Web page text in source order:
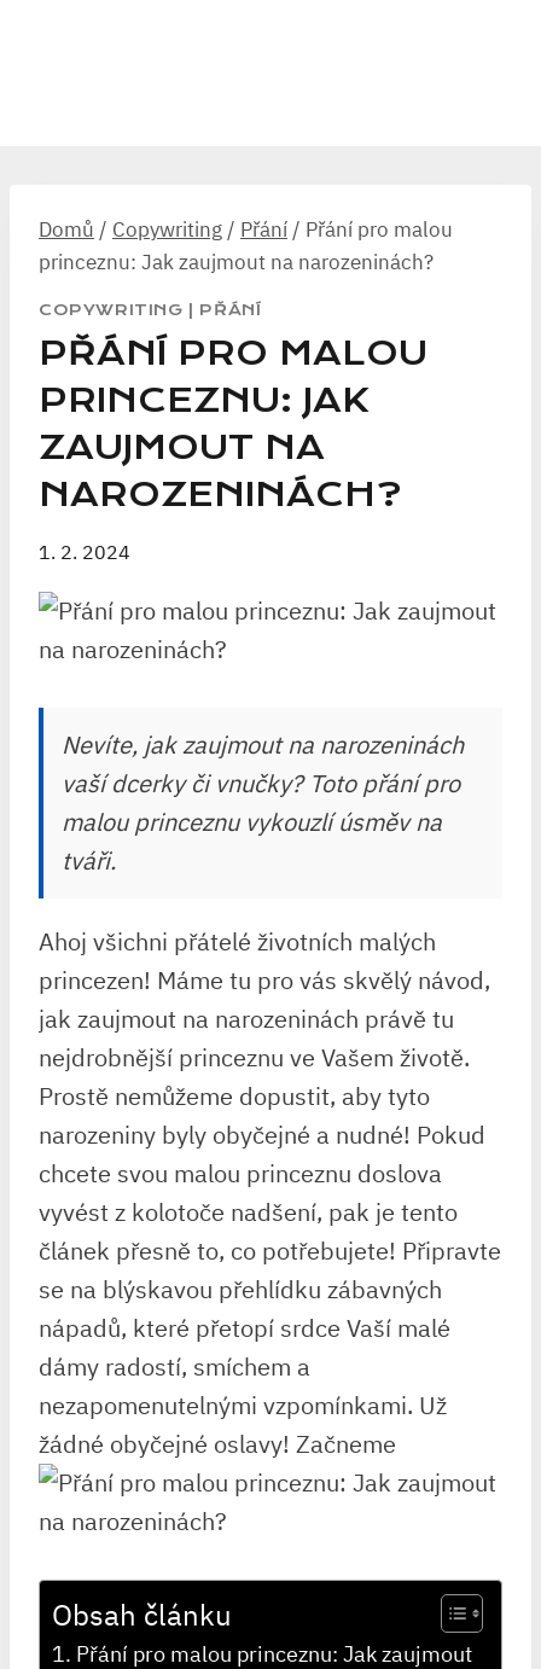
Domů / Copywriting / Přání / Přání pro malou
princeznu: Jak zaujmout na narozeninách?
COPYWRITING PŘÁNÍ
PŘÁNÍ PRO MALOU
PRINCEZNU: JAK
ZAUJMOUT NA
NAROZENINÁCH?
1. 2. 2024
Nevíte, jak zaujmout na narozeninách
vaší dcerky či vnučky? Toto přání pro
malou princeznu vykouzlí úsměv na
tváři.
Ahoj všichni přátelé životních malých
princezen! Máme tu ⁤pro vás skvělý návod,
jak ​zaujmout na narozeninách ‌právě​ tu
nejdrobnější princeznu ve Vašem životě.
Prostě nemůžeme ‌dopustit,⁣ aby tyto‌
narozeniny byly⁢ obyčejné a nudné! Pokud
chcete svou malou princeznu doslova
vyvést z kolotoče nadšení, pak je tento​
článek přesně⁤ to, co potřebujete!‌ Připravte
se na ​blýskavou přehlídku ‍zábavných
nápadů, které přetopí⁢ srdce Vaší malé
dámy radostí, smíchem a
nezapomenutelnými vzpomínkami. Už​
žádné obyčejné oslavy!⁤ Začneme
Obsah článku
Přání pro malou princeznu: Jak zaujmout